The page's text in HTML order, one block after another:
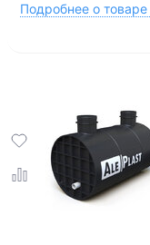
Подробнее о